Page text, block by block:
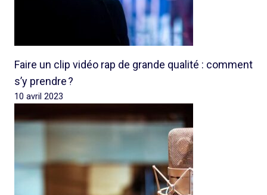
Faire un clip vidéo rap de grande qualité : comment
s’y prendre ?
10 avril 2023